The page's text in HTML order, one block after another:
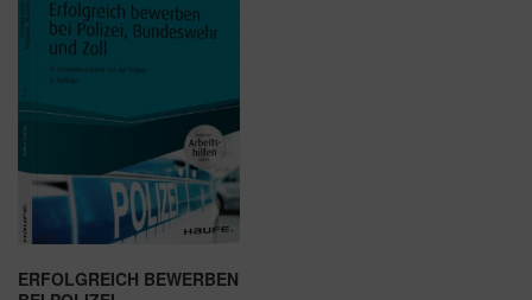
ERFOLGREICH BEWERBEN